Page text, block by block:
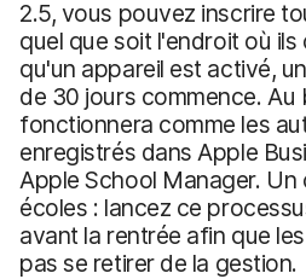
2.5, vous pouvez inscrire
quel que soit l'endroit où
qu'un appareil est activé,
de 30 jours commence. Au
fonctionnera comme les
enregistrés dans Apple
Apple School Manager. Un
écoles : lancez ce
avant la rentrée afin que
pas se retirer de la gestion.